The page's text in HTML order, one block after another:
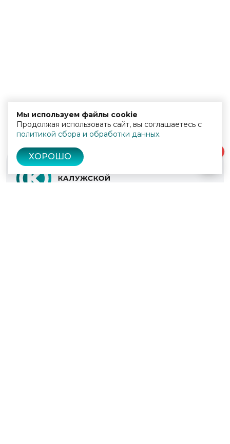
Мы используем файлы cookie
Продолжая использовать сайт, вы соглашаетесь с
политикой сбора и обработки данных.
ХОРОШО